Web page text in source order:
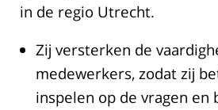
in de regio Utrecht.
Zij versterken de
medewerkers, zodat zij
inspelen op de vragen en